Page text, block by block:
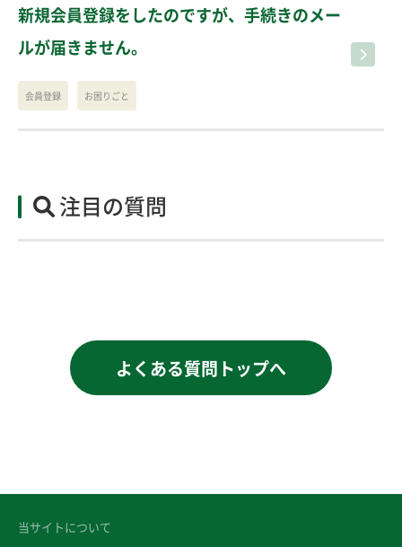
新規会員登録をしたのですが、手続きのメー
ルが届きません。
会員登録 お困りごと
注目の質問
よくある質問トップへ
当サイトについて